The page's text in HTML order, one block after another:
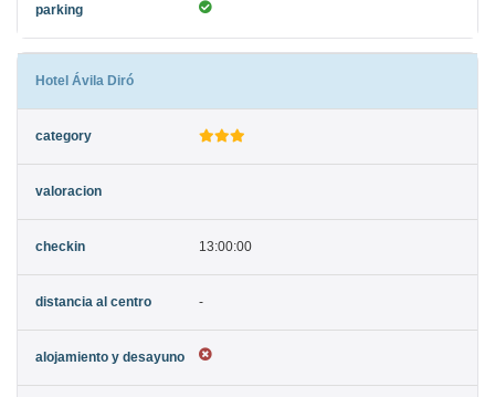
Hotel Ávila Diró
13:00:00
-